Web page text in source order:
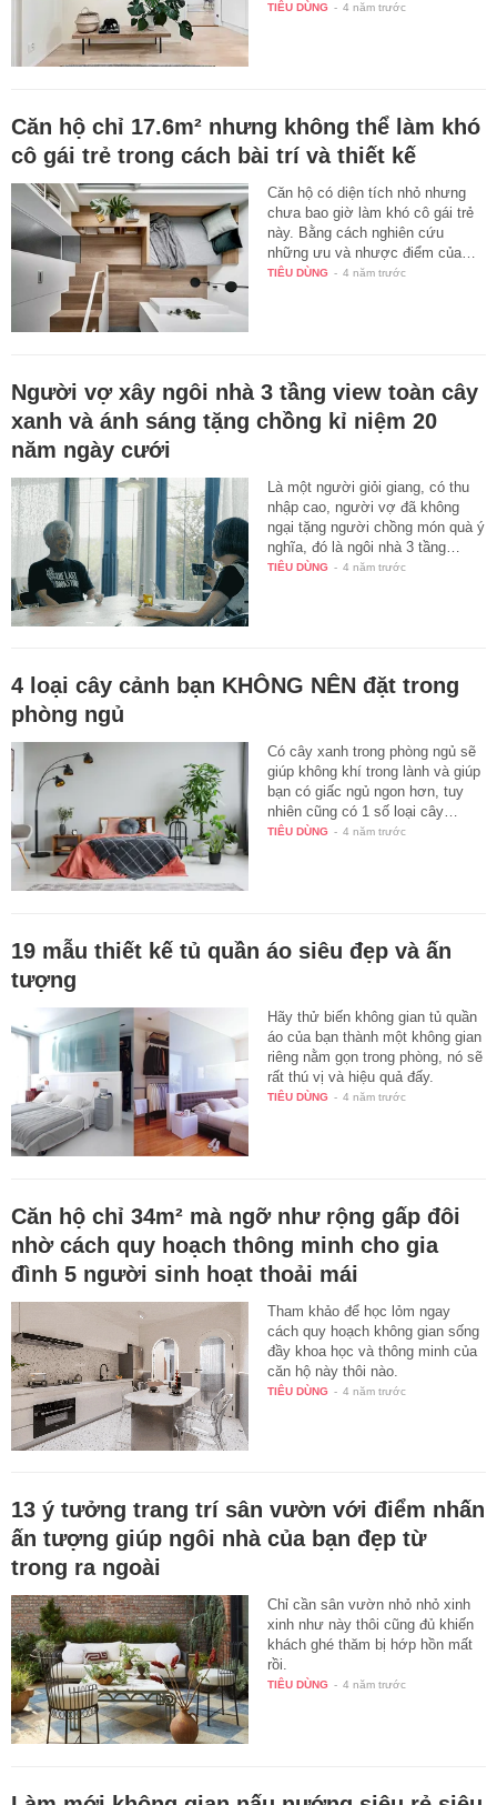
TIÊU DÙNG - 4 năm trước
Căn hộ chỉ 17.6m² nhưng không thể làm khó
cô gái trẻ trong cách bài trí và thiết kế
Căn hộ có diện tích nhỏ nhưng
chưa bao giờ làm khó cô gái trẻ
này. Bằng cách nghiên cứu
những ưu và nhược điểm của…
TIÊU DÙNG - 4 năm trước
Người vợ xây ngôi nhà 3 tầng view toàn cây
xanh và ánh sáng tặng chồng kỉ niệm 20
năm ngày cưới
Là một người giỏi giang, có thu
nhập cao, người vợ đã không
ngại tặng người chồng món quà ý
nghĩa, đó là ngôi nhà 3 tầng…
TIÊU DÙNG - 4 năm trước
4 loại cây cảnh bạn KHÔNG NÊN đặt trong
phòng ngủ
Có cây xanh trong phòng ngủ sẽ
giúp không khí trong lành và giúp
bạn có giấc ngủ ngon hơn, tuy
nhiên cũng có 1 số loại cây…
TIÊU DÙNG - 4 năm trước
19 mẫu thiết kế tủ quần áo siêu đẹp và ấn
tượng
Hãy thử biến không gian tủ quần
áo của bạn thành một không gian
riêng nằm gọn trong phòng, nó sẽ
rất thú vị và hiệu quả đấy.
TIÊU DÙNG - 4 năm trước
Căn hộ chỉ 34m² mà ngỡ như rộng gấp đôi
nhờ cách quy hoạch thông minh cho gia
đình 5 người sinh hoạt thoải mái
Tham khảo để học lỏm ngay
cách quy hoạch không gian sống
đầy khoa học và thông minh của
căn hộ này thôi nào.
TIÊU DÙNG - 4 năm trước
13 ý tưởng trang trí sân vườn với điểm nhấn
ấn tượng giúp ngôi nhà của bạn đẹp từ
trong ra ngoài
Chỉ cần sân vườn nhỏ nhỏ xinh
xinh như này thôi cũng đủ khiến
khách ghé thăm bị hớp hồn mất
rồi.
TIÊU DÙNG - 4 năm trước